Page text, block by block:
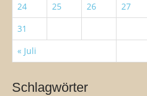
24
25 26 27
31
« Juli
Schlagwörter